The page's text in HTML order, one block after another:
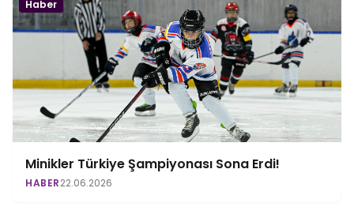
Haber
Minikler Türkiye Şampiyonası Sona Erdi!
HABER22.06.2026